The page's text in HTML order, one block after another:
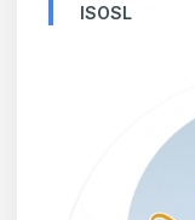
ISOSL